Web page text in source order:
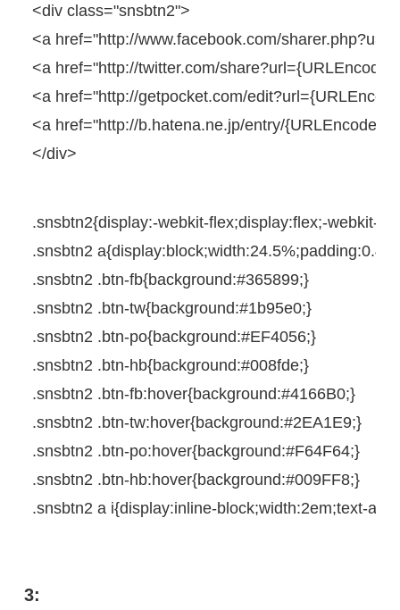
<div class="snsbtn2">
<a href="http://www.facebook.com/
<a href="http://twitter.com/
<a href="http://getpocket.com/
<a href="http://b.hatena.ne.jp/entry/
</div>
.snsbtn2{display:-webkit-flex;display:flex;-webkit-
.snsbtn2 a{display:block;width:24.5%;padding:
.snsbtn2 .btn-fb{background:#365899;}
.snsbtn2 .btn-tw{background:#1b95e0;}
.snsbtn2 .btn-po{background:#EF4056;}
.snsbtn2 .btn-hb{background:#008fde;}
.snsbtn2 .btn-fb:hover{background:#4166B0;}
.snsbtn2 .btn-tw:hover{background:#2EA1E9;}
.snsbtn2 .btn-po:hover{background:#F64F64;}
.snsbtn2 .btn-hb:hover{background:#009FF8;}
.snsbtn2 a i{display:inline-block;width:2em;text-
3: